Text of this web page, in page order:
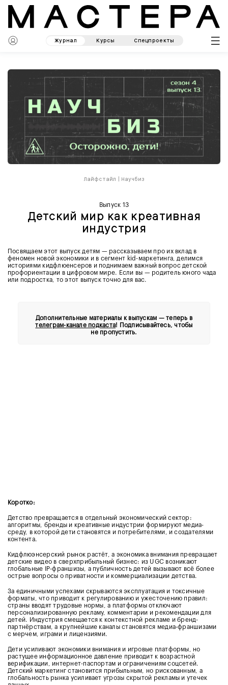
Журнал Курсы Спецпроекты
Лайфстайл Научбиз
Выпуск 13
Детский мир как креативная
индустрия
Посвящаем этот выпуск детям — рассказываем про их вклад в
феномен новой экономики и в сегмент kid-маркетинга, делимся
историями кидфлюенсеров и поднимаем важный вопрос детской
профориентации в цифровом мире. Если вы — родитель юного чада
или подростка, то этот выпуск точно для вас.
Дополнительные материалы к выпускам — теперь в
телеграм-канале подкаста! Подписывайтесь, чтобы
не пропустить.
Коротко:
Детство превращается в отдельный экономический сектор:
алгоритмы, бренды и креативные индустрии формируют медиа-
среду, в которой дети становятся и потребителями, и создателями
контента.
Кидфлюэнсерский рынок растёт, а экономика внимания превращает
детские видео в сверхприбыльный бизнес: из UGC возникают
глобальные IP-франшизы, а публичность детей вызывают всё более
острые вопросы о приватности и коммерциализации детства.
За единичными успехами скрываются эксплуатация и токсичные
форматы, что приводит к регулированию и ужесточению правил:
страны вводят трудовые нормы, а платформы отключают
персонализированную рекламу, комментарии и рекомендации для
детей. Индустрия смещается к контекстной рекламе и бренд-
партнёрствам, а крупнейшие каналы становятся медиа-франшизами
с мерчем, играми и лицензиями.
Дети усиливают экономики внимания и игровые платформы, но
растущее информационное давление приводит к возрастной
верификации, интернет-паспортам и ограничениям соцсетей.
Детский маркетинг становится прибыльным, но рискованным, а
глобальность рынка усиливает угрозы скрытой рекламы и утечек